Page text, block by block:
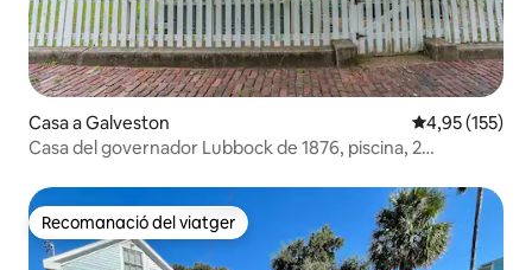
Casa a Galveston 4,95 de
4,95 (155)
Casa del governador Lubbock de 1876, piscina, 2
Recomanació del viatger
Recomanació del viatger